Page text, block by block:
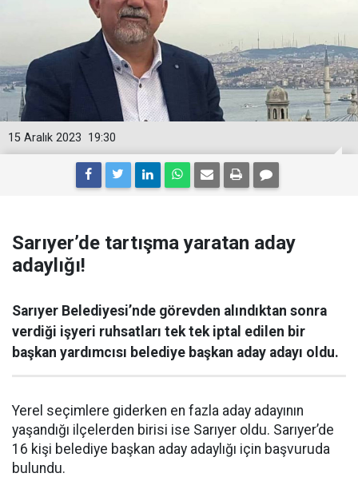
19:30
15 Aralık 2023
Sarıyer’de tartışma yaratan aday
adaylığı!
Sarıyer Belediyesi’nde görevden alındıktan sonra
verdiği işyeri ruhsatları tek tek iptal edilen bir
başkan yardımcısı belediye başkan aday adayı oldu.
Yerel seçimlere giderken en fazla aday adayının
yaşandığı ilçelerden birisi ise Sarıyer oldu. Sarıyer’de
16 kişi belediye başkan aday adaylığı için başvuruda
bulundu.